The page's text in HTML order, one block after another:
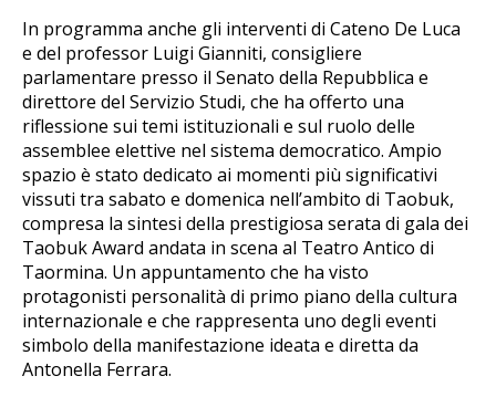
In programma anche gli interventi di Cateno De Luca
e del professor Luigi Gianniti, consigliere
parlamentare presso il Senato della Repubblica e
direttore del Servizio Studi, che ha offerto una
riflessione sui temi istituzionali e sul ruolo delle
assemblee elettive nel sistema democratico. Ampio
spazio è stato dedicato ai momenti più significativi
vissuti tra sabato e domenica nell’ambito di Taobuk,
compresa la sintesi della prestigiosa serata di gala dei
Taobuk Award andata in scena al Teatro Antico di
Taormina. Un appuntamento che ha visto
protagonisti personalità di primo piano della cultura
internazionale e che rappresenta uno degli eventi
simbolo della manifestazione ideata e diretta da
Antonella Ferrara.